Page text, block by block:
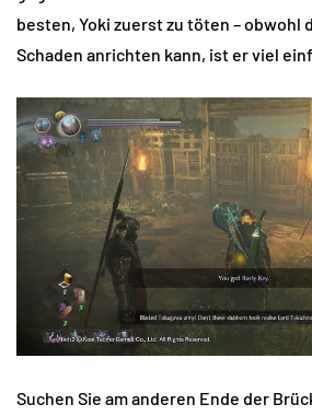
besten, Yoki zuerst zu töten – obwohl
Schaden anrichten kann, ist er viel
Suchen Sie am anderen Ende der